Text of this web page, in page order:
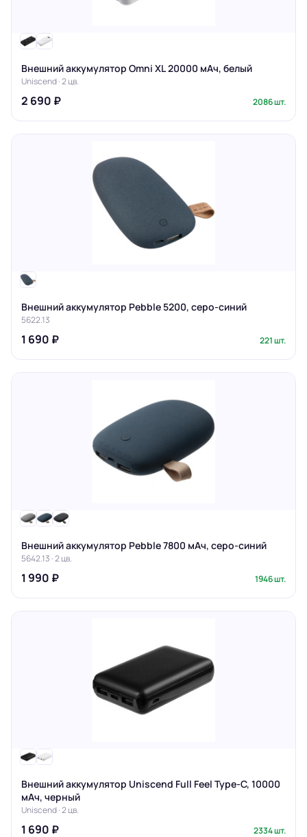
Внешний аккумулятор Omni XL 20000 мАч, белый
Uniscend · 2 цв.
2 690 ₽ 2086 шт.
Внешний аккумулятор Pebble 5200, серо-синий
5622.13
1 690 ₽ 221 шт.
Внешний аккумулятор Pebble 7800 мАч, серо-синий
5642.13 · 2 цв.
1 990 ₽ 1946 шт.
Внешний аккумулятор Uniscend Full Feel Type-C, 10000
мАч, черный
Uniscend · 2 цв.
1 690 ₽ 2334 шт.